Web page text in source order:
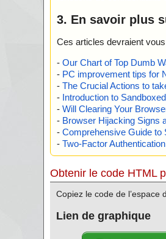
3. En savoir plus
Ces articles devraient
- Our Chart of Top Dumb
- PC improvement tips for
- The Crucial Actions to
- Introduction to
- Will Clearing Your
- Browser Hijacking Signs
- Comprehensive Guide to
- Two-Factor
Obtenir le code HTML
Copiez le code de
Lien de graphique